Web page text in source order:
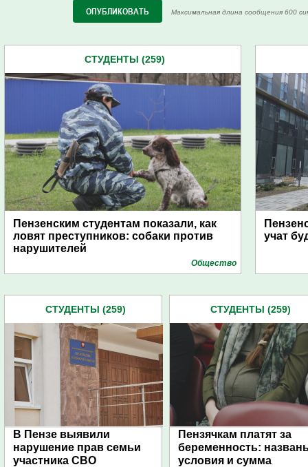
Максимальная длина сообщения 600
СТУДЕНТЫ (259)
Пензенским студентам показали, как
ловят преступников: собаки против
нарушителей
Общество
учат
СТУДЕНТЫ (259)
В Пензе выявили
нарушение прав семьи
участника СВО
СТУДЕНТЫ (259)
Пензячкам платят за
беременность:
условия и сумма